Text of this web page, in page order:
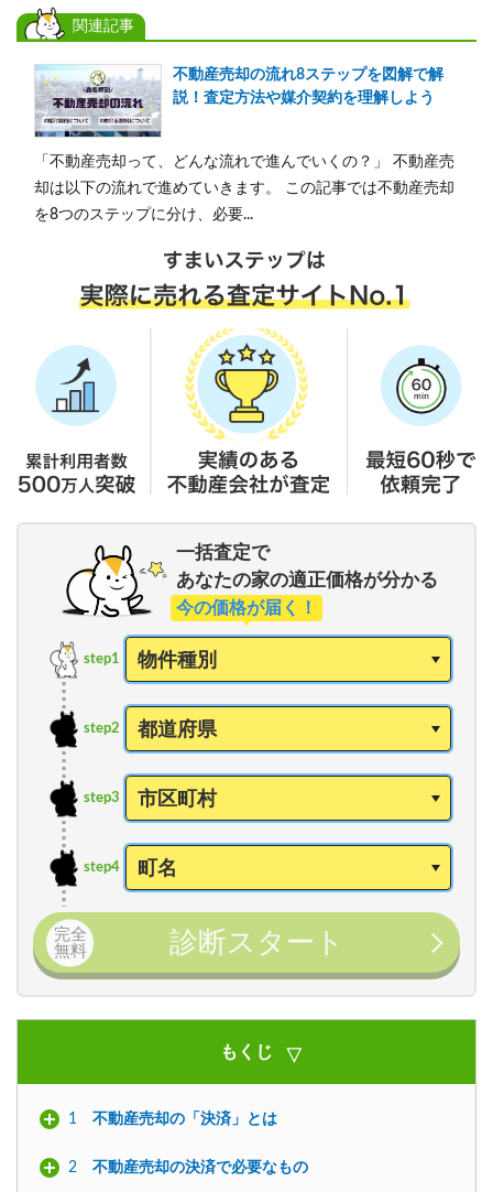
関連記事
不動産売却の流れ8ステップを図解で解
説！査定方法や媒介契約を理解しよう
「不動産売却って、どんな流れで進んでいくの？」 不動産売
却は以下の流れで進めていきます。 この記事では不動産売却
を8つのステップに分け、必要...
一括査定で
あなたの家の適正価格が分かる
今の価格が届く！
step1
step2
step3
step4
完全
無料
診断スタート
もくじ
1 不動産売却の「決済」とは
2 不動産売却の決済で必要なもの